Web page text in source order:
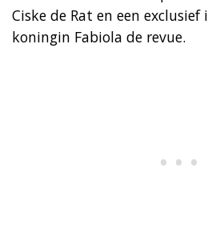
Ciske de Rat en een
koningin Fabiola de revue.